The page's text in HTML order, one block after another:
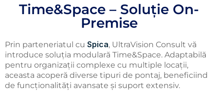
Time&Space – Soluție On-
Premise
Prin parteneriatul cu Spica, UltraVision Consult vă
introduce soluția modulară Time&Space. Adaptabilă
pentru organizații complexe cu multiple locații,
aceasta acoperă diverse tipuri de pontaj, beneficiind
de funcționalități avansate și suport extensiv.